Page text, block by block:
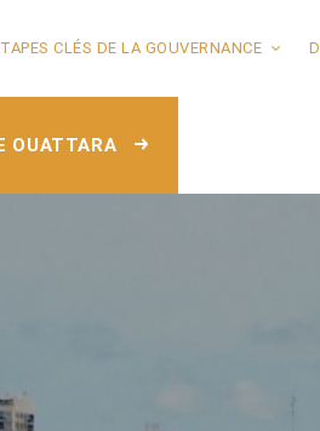
CLÉS DE LA GOUVERNANCE
OUATTARA